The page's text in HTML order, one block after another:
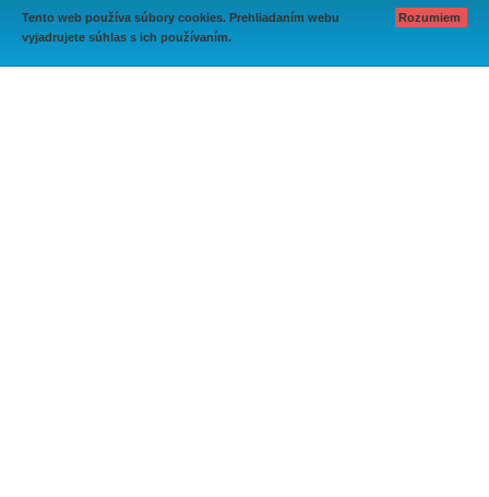
Tento web používa súbory cookies. Prehliadaním webu
vyjadrujete súhlas s ich používaním.
Rozumiem